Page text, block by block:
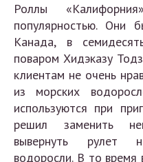
Роллы
популярностью. Они
Канада, в
поваром Хидэказу
клиентам не очень
из морских
используются при
решил заменить
вывернуть рулет
водоросли. В то время